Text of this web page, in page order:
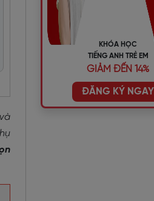
KHÓA HỌC
TIẾNG ANH TRẺ EM
GIẢM ĐẾN 14%
ĐĂNG KÝ NGAY